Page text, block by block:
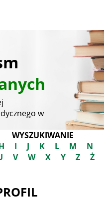
w
WYSZUKIWANIE
I J K L M
N
V W X Y Z Ż